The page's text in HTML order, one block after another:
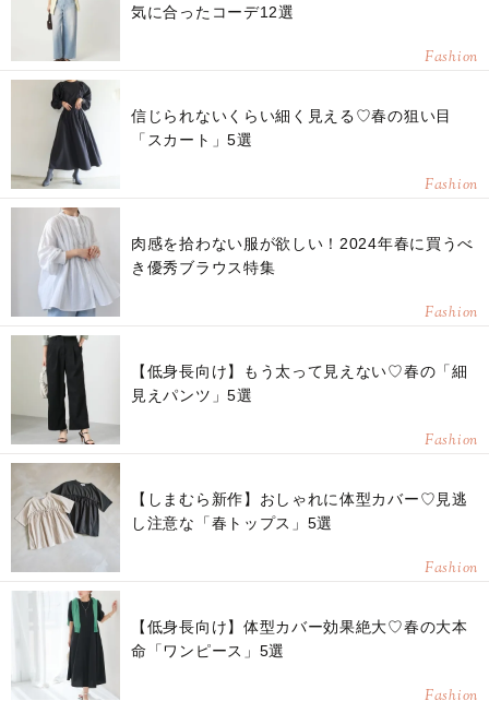
気に合ったコーデ12選
Fashion
信じられないくらい細く見える♡春の狙い目
「スカート」5選
Fashion
肉感を拾わない服が欲しい！2024年春に買うべ
き優秀ブラウス特集
Fashion
【低身長向け】もう太って見えない♡春の「細
見えパンツ」5選
Fashion
【しまむら新作】おしゃれに体型カバー♡見逃
し注意な「春トップス」5選
Fashion
【低身長向け】体型カバー効果絶大♡春の大本
命「ワンピース」5選
Fashion